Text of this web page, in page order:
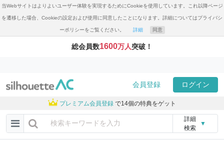
当Webサイトはよりよいユーザー体験を実現するためにCookieを使用しています。これ以降ページ
を遷移した場合、Cookieの設定および使用に同意したことになります。詳細についてはプライバシ
ーポリシーをご覧ください。 詳細 同意
総会員数1600万人突破！
会員登録 ログイン
プレミアム会員登録 で14個の特典をゲット
詳細
検索
▼